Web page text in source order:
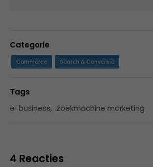
Categorie
Commerce Search & Conversie
Tags
e-business, zoekmachine marketing
4 Reacties